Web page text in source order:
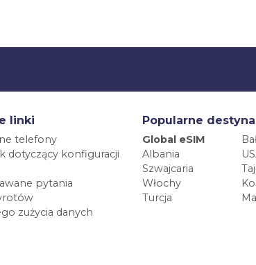
linki
telefony
dotyczący konfiguracji
pytania
zużycia danych
Popularne
Global eSIM
Albania
Szwajcaria
Włochy
Turcja